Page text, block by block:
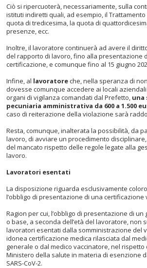
Ciò si ripercuoterà, necessariamente, sulla
istituti indiretti quali, ad esempio, il
quota di tredicesima, la quota di
presenze, ecc.
Inoltre, il lavoratore continuerà ad avere il
del rapporto di lavoro, fino alla presentazione
certificazione, e comunque fino al 15 giugno
Infine, al lavoratoreche, nella speranza di
dovesse comunque accedere ai locali
organi di vigilanza comandati dal Prefetto, una
pecuniaria amministrativa da 600 a 1.500
caso di reiterazione della violazione sarà
Resta, comunque, inalterata la possibilità, da
lavoro, di avviare un procedimento
del mancato rispetto delle regole legate alla
lavoro.
Lavoratori esentati
La disposizione riguarda esclusivamente
l’obbligo di presentazione di una certificazione
Ragion per cui, l’obbligo di presentazione di
o base, a seconda dell’età del lavoratore, non
lavoratori esentati dalla somministrazione del
idonea certificazione medica rilasciata dal
generale o dal medico vaccinatore, nel rispetto
Ministero della salute in materia di esenzione
SARS-CoV-2.